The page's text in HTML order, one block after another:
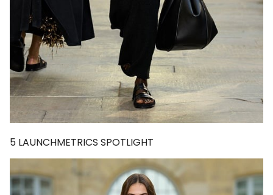
5 LAUNCHMETRICS SPOTLIGHT